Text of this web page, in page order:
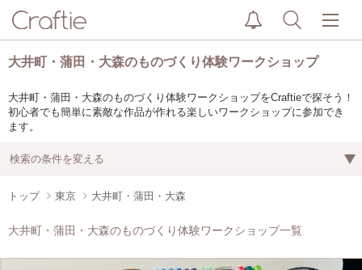
大井町・蒲田・大森のものづくり体験ワークショップ
大井町・蒲田・大森のものづくり体験ワークショップをCraftieで探そう！
初心者でも簡単に素敵な作品が作れる楽しいワークショップに参加でき
ます。
検索の条件を変える
トップ 東京 大井町・蒲田・大森
大井町・蒲田・大森のものづくり体験ワークショップ一覧